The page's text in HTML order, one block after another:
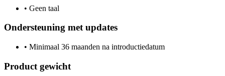
• Geen taal
Ondersteuning met updates
• Minimaal 36 maanden na introductiedatum
Product gewicht